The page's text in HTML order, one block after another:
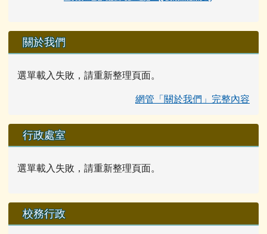
關於我們
選單載入失敗，請重新整理頁面。
網管「關於我們」完整內容
行政處室
選單載入失敗，請重新整理頁面。
校務行政